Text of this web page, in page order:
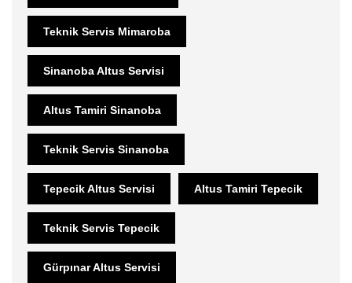
Teknik Servis Mimaroba
Sinanoba Altus Servisi
Altus Tamiri Sinanoba
Teknik Servis Sinanoba
Tepecik Altus Servisi Altus Tamiri Tepecik
Teknik Servis Tepecik
Gürpınar Altus Servisi